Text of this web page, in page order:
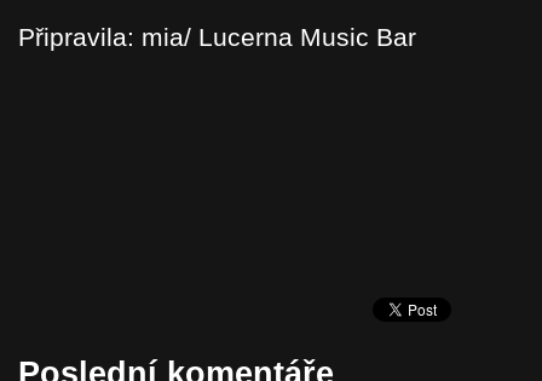
Připravila: mia/ Lucerna Music Bar
Poslední komentáře